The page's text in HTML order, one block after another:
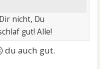
nicht, Du
gut! Alle!
du auch gut.